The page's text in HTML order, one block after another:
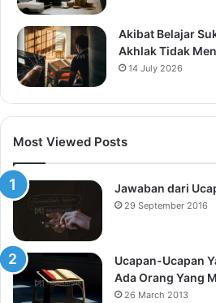
Akibat Belajar
Akhlak Tidak
14 July 2026
Most Viewed Posts
Jawaban dari
29 September 2016
Ucapan-Ucapan
Ada Orang Yang
26 March 2013